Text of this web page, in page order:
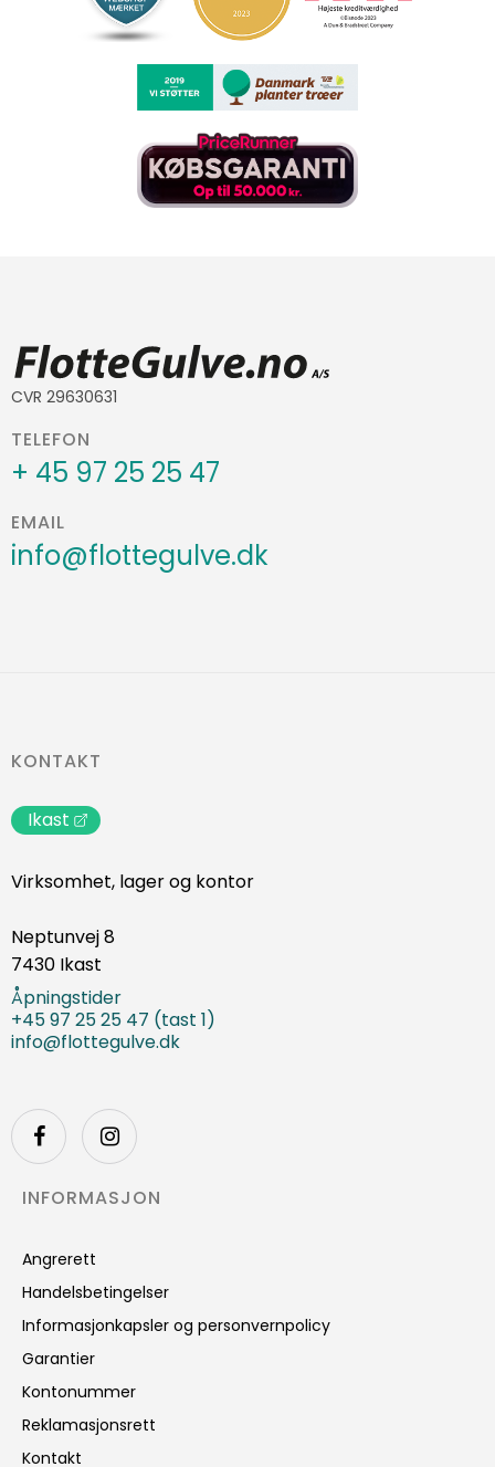
CVR 29630631
TELEFON
+ 45 97 25 25 47
EMAIL
info@flottegulve.dk
KONTAKT
Ikast
Virksomhet, lager og kontor
Neptunvej 8
7430 Ikast
Åpningstider
+45 97 25 25 47 (tast 1)
info@flottegulve.dk
INFORMASJON
Angrerett
Handelsbetingelser
Informasjonkapsler og personvernpolicy
Garantier
Kontonummer
Reklamasjonsrett
Kontakt